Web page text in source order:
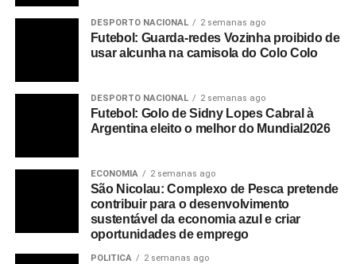
DESPORTO NACIONAL 2 semanas ago
Futebol: Guarda-redes Vozinha proibido de
usar alcunha na camisola do Colo Colo
DESPORTO NACIONAL 2 semanas ago
Futebol: Golo de Sidny Lopes Cabral à
Argentina eleito o melhor do Mundial2026
ECONOMIA 2 semanas ago
São Nicolau: Complexo de Pesca pretende
contribuir para o desenvolvimento
sustentável da economia azul e criar
oportunidades de emprego
POLITICA 2 semanas ago